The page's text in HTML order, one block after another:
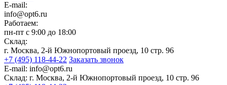
E-mail:
info@opt6.ru
Работаем:
пн-пт с 9:00 до 18:00
Склад:
г. Москва, 2-й Южнопортовый проезд, 10 стр. 96
+7 (495) 118-44-22 Заказать звонок
E-mail: info@opt6.ru
Склад: г. Москва, 2-й Южнопортовый проезд, 10 стр. 96